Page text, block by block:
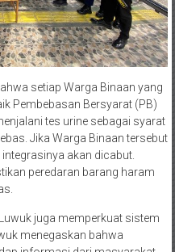
setiap Warga Binaan yang
Pembebasan Bersyarat (PB)
tes urine sebagai syarat
Jika Warga Binaan tersebut
akan dicabut.
peredaran barang haram
juga memperkuat sistem
menegaskan bahwa